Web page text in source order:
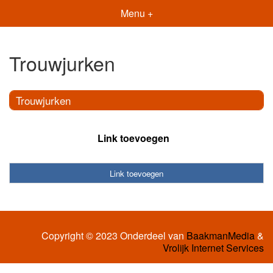
Menu +
Trouwjurken
Trouwjurken
Link toevoegen
Link toevoegen
Copyright © 2023 Onderdeel van BaakmanMedia&
Vrolijk Internet Services